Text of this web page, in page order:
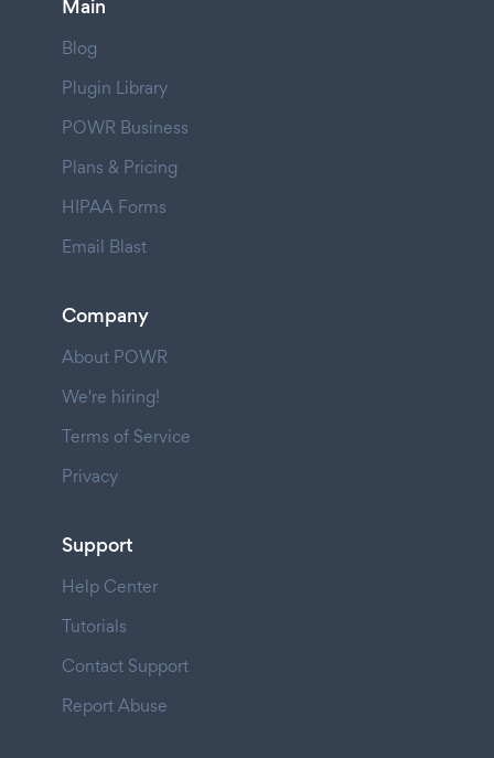
Main
Blog
Plugin Library
POWR Business
Plans & Pricing
HIPAA Forms
Email Blast
Company
About POWR
We're hiring!
Terms of Service
Privacy
Support
Help Center
Tutorials
Contact Support
Report Abuse